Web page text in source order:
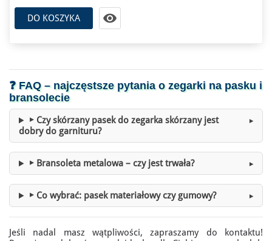
DO KOSZYKA 
❓ FAQ – najczęstsze pytania ozegarki na pasku i
bransolecie
▶ Czy skórzany pasek do zegarka skórzany jest
dobry do garnituru?
▶ Bransoleta metalowa – czy jest trwała?
▶ Co wybrać: pasek materiałowy czy gumowy?
Jeśli nadal masz wątpliwości, zapraszamy do kontaktu!